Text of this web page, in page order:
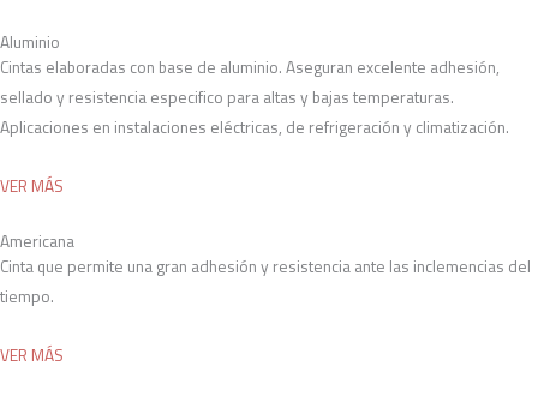
Aluminio
Cintas elaboradas con base de aluminio. Aseguran excelente adhesión,
sellado y resistencia especifico para altas y bajas temperaturas.
Aplicaciones en instalaciones eléctricas, de refrigeración y climatización.
VER MÁS
Americana
Cinta que permite una gran adhesión y resistencia ante las inclemencias del
tiempo.
VER MÁS